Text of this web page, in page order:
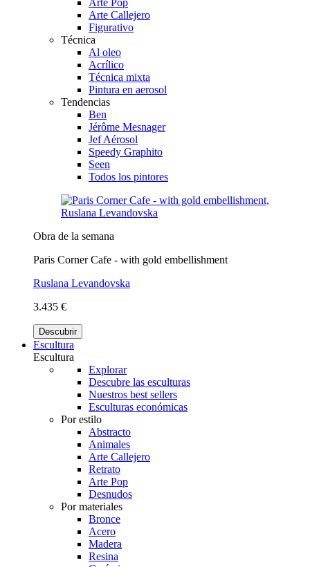
Arte Callejero
Figurativo
Técnica
Al oleo
Acrílico
Técnica mixta
Pintura en aerosol
Tendencias
Ben
Jérôme Mesnager
Jef Aérosol
Speedy Graphito
Seen
Todos los pintores
Obra de la semana
Paris Corner Cafe - with gold embellishment
Ruslana Levandovska
3.435 €
Descubrir
Escultura
Escultura
Explorar
Descubre las esculturas
Nuestros best sellers
Esculturas económicas
Por estilo
Abstracto
Animales
Arte Callejero
Retrato
Arte Pop
Desnudos
Por materiales
Bronce
Acero
Madera
Resina